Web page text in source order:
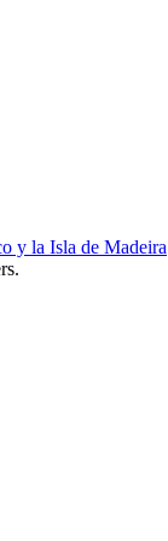
y la Isla de Madeira